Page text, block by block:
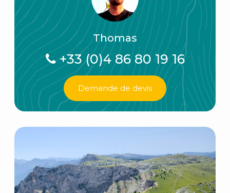
Thomas
+33 (0)4 86 80 19 16
Demande de devis